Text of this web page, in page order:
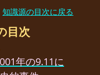
知識源の目次に戻る
目次
年の9.11に